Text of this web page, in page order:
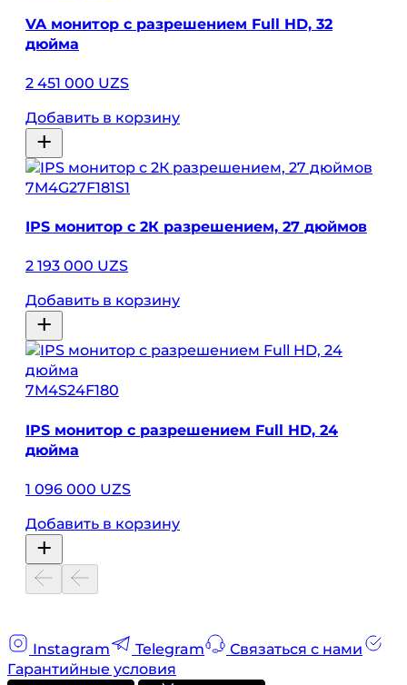
VA монитор с разрешением Full HD, 32
дюйма
2 451 000 UZS
Добавить в корзину
7M4G27F181S1
IPS монитор с 2К разрешением, 27 дюймов
2 193 000 UZS
Добавить в корзину
7M4S24F180
IPS монитор с разрешением Full HD, 24
дюйма
1 096 000 UZS
Добавить в корзину
Instagram Telegram
Связаться с нами
Гарантийные условия